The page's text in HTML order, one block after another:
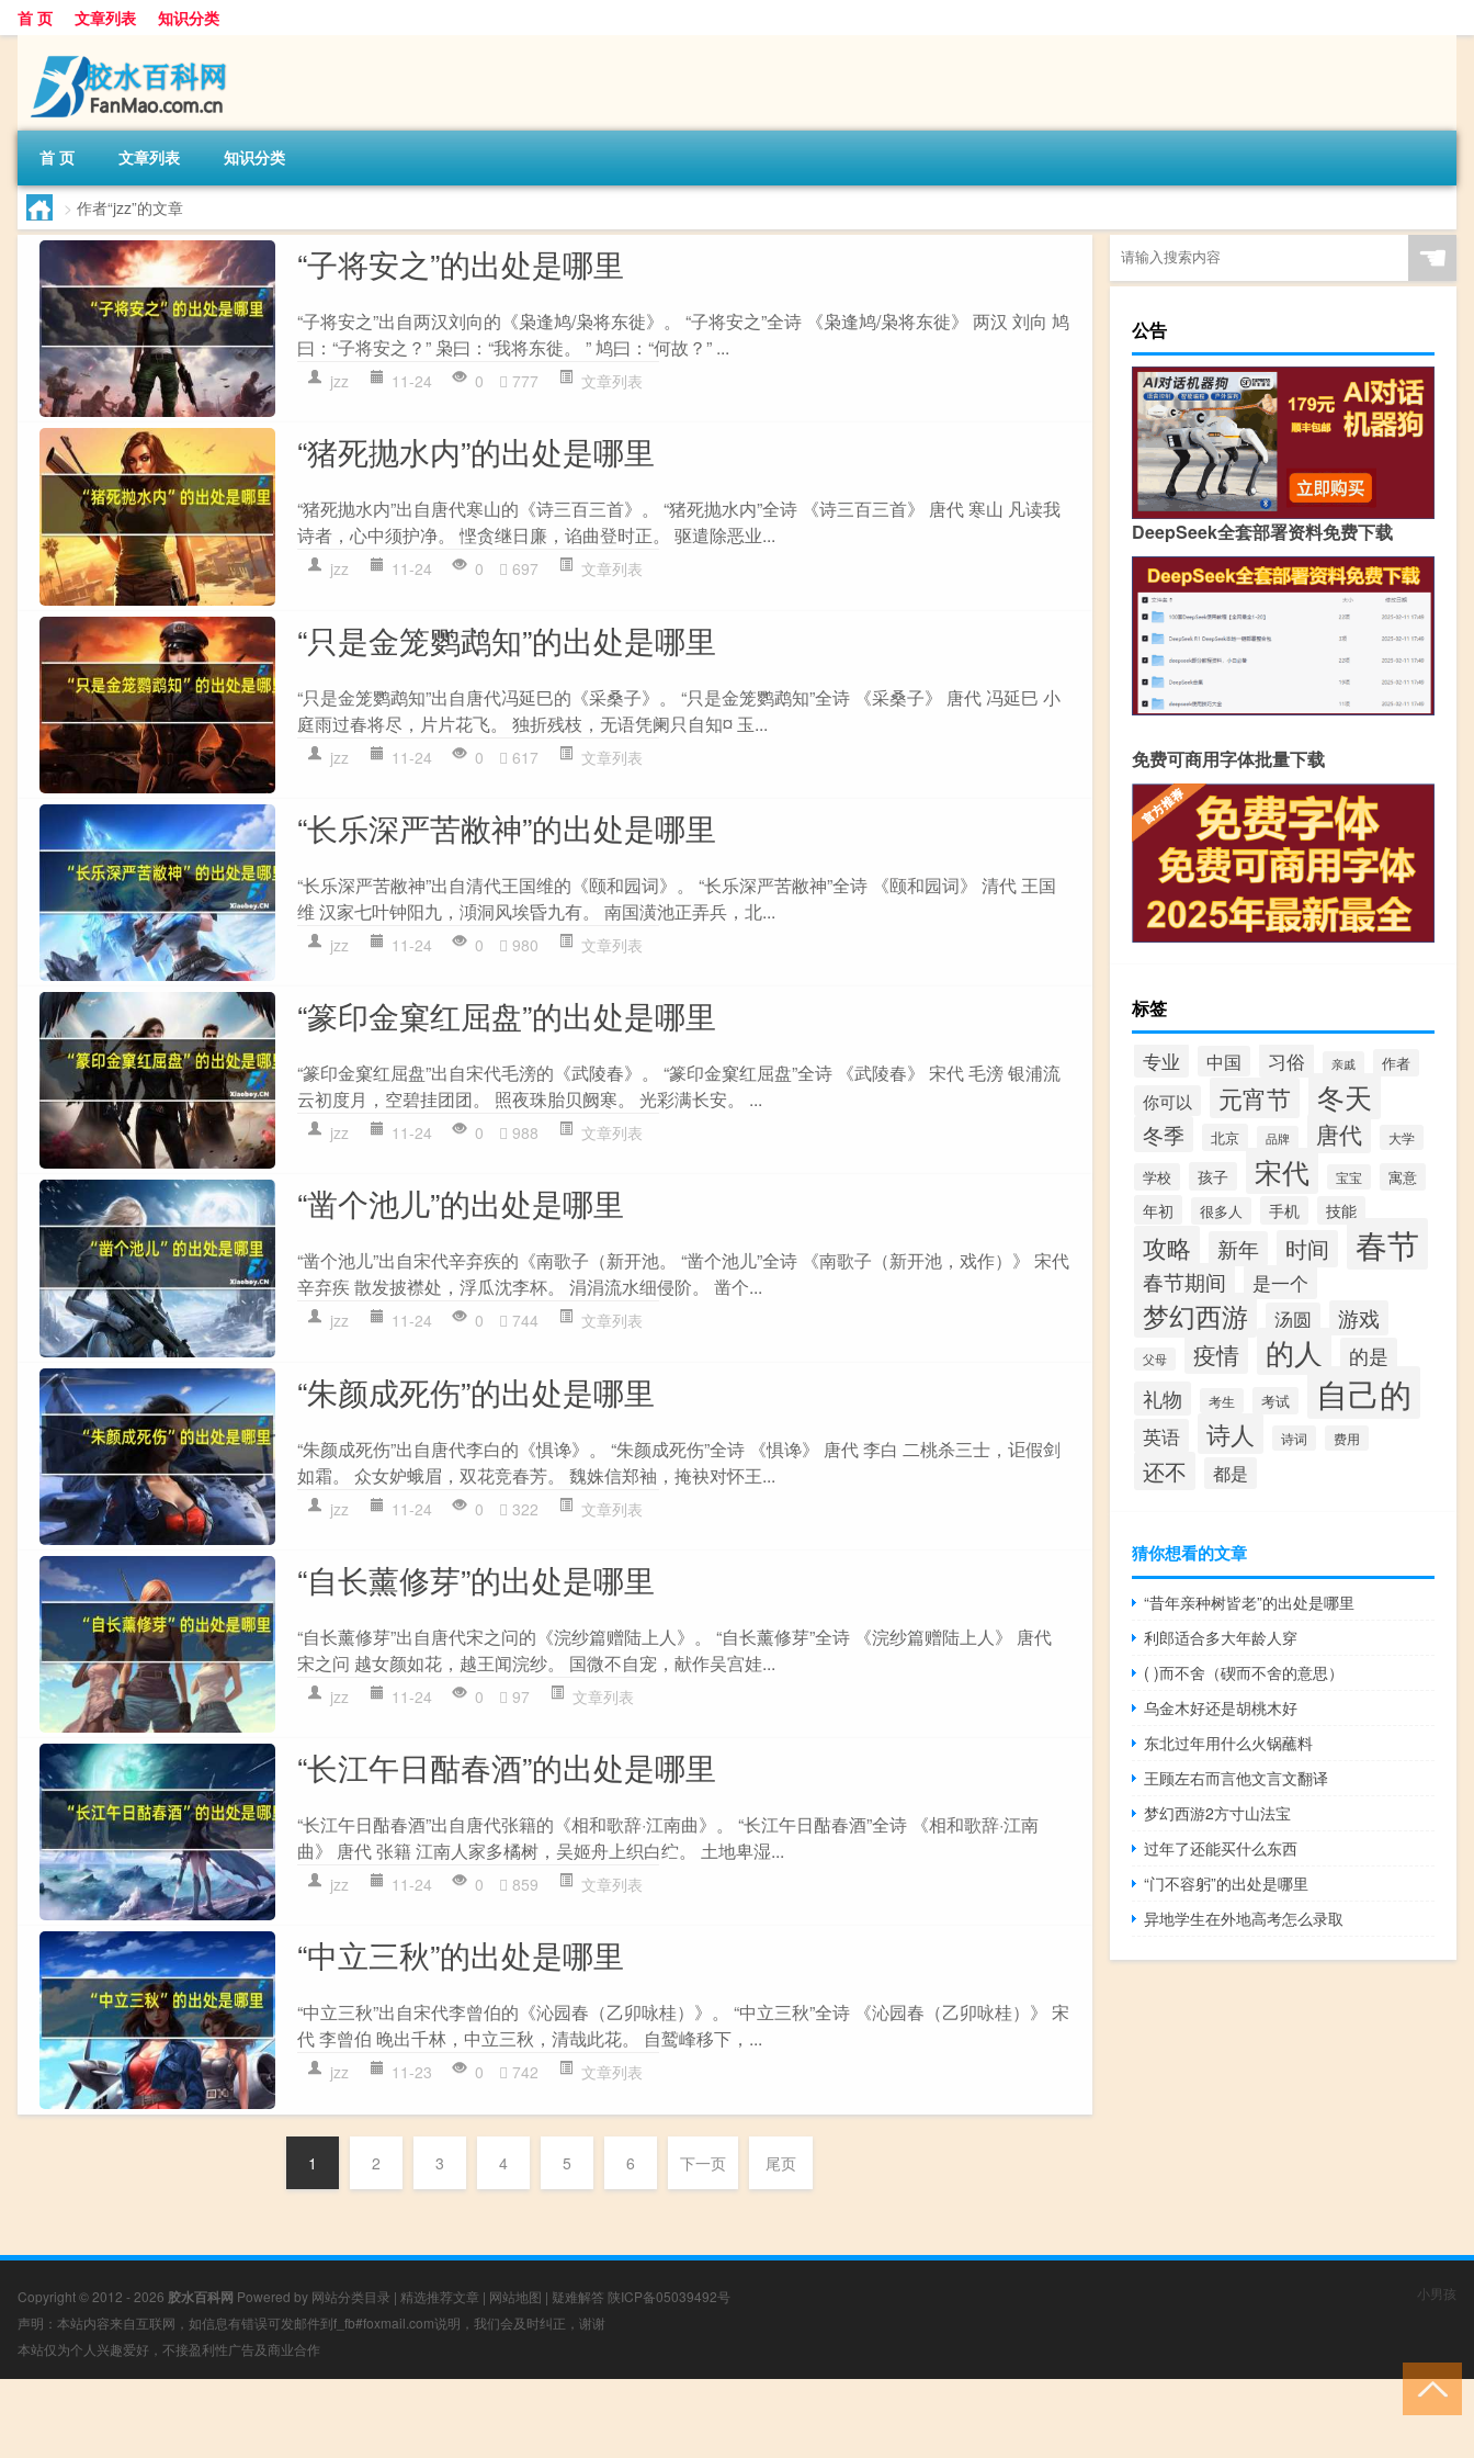
首 页 文章列表 知识分类
首 页 文章列表 知识分类
> 作者“jzz”的文章
“子将安之”的出处是哪里
“子将安之”出自两汉刘向的《枭逢鸠/枭将东徙》。 “子将安之”全诗 《枭逢鸠/枭将东徙》 两汉 刘向 鸠
曰：“子将安之？” 枭曰：“我将东徙。 ” 鸠曰：“何故？” ...
jzz 11-24 0 777 文章列表
“猪死抛水内”的出处是哪里
“猪死抛水内”出自唐代寒山的《诗三百三首》。 “猪死抛水内”全诗 《诗三百三首》 唐代 寒山 凡读我
诗者，心中须护净。 悭贪继日廉，谄曲登时正。 驱遣除恶业...
jzz 11-24 0 697 文章列表
“只是金笼鹦鹉知”的出处是哪里
“只是金笼鹦鹉知”出自唐代冯延巳的《采桑子》。 “只是金笼鹦鹉知”全诗 《采桑子》 唐代 冯延巳 小
庭雨过春将尽，片片花飞。 独折残枝，无语凭阑只自知¤ 玉...
jzz 11-24 0 617 文章列表
“长乐深严苦敝神”的出处是哪里
“长乐深严苦敝神”出自清代王国维的《颐和园词》。 “长乐深严苦敝神”全诗 《颐和园词》 清代 王国
维 汉家七叶钟阳九，澒洞风埃昏九有。 南国潢池正弄兵，北...
jzz 11-24 0 980 文章列表
“篆印金窠红屈盘”的出处是哪里
“篆印金窠红屈盘”出自宋代毛滂的《武陵春》。 “篆印金窠红屈盘”全诗 《武陵春》 宋代 毛滂 银浦流
云初度月，空碧挂团团。 照夜珠胎贝阙寒。 光彩满长安。 ...
jzz 11-24 0 988 文章列表
“凿个池儿”的出处是哪里
“凿个池儿”出自宋代辛弃疾的《南歌子（新开池。 “凿个池儿”全诗 《南歌子（新开池，戏作）》 宋代
辛弃疾 散发披襟处，浮瓜沈李杯。 涓涓流水细侵阶。 凿个...
jzz 11-24 0 744 文章列表
“朱颜成死伤”的出处是哪里
“朱颜成死伤”出自唐代李白的《惧谗》。 “朱颜成死伤”全诗 《惧谗》 唐代 李白 二桃杀三士，讵假剑
如霜。 众女妒蛾眉，双花竞春芳。 魏姝信郑袖，掩袂对怀王...
jzz 11-24 0 322 文章列表
“自长薰修芽”的出处是哪里
“自长薰修芽”出自唐代宋之问的《浣纱篇赠陆上人》。 “自长薰修芽”全诗 《浣纱篇赠陆上人》 唐代
宋之问 越女颜如花，越王闻浣纱。 国微不自宠，献作吴宫娃...
jzz 11-24 0 97 文章列表
“长江午日酤春酒”的出处是哪里
“长江午日酤春酒”出自唐代张籍的《相和歌辞·江南曲》。 “长江午日酤春酒”全诗 《相和歌辞·江南
曲》 唐代 张籍 江南人家多橘树，吴姬舟上织白纻。 土地卑湿...
jzz 11-24 0 859 文章列表
“中立三秋”的出处是哪里
“中立三秋”出自宋代李曾伯的《沁园春（乙卯咏桂）》。 “中立三秋”全诗 《沁园春（乙卯咏桂）》 宋
代 李曾伯 晚出千林，中立三秋，清哉此花。 自鹫峰移下，...
jzz 11-23 0 742 文章列表
1 2 3 4 5 6 下一页 尾页
☚
公告
DeepSeek全套部署资料免费下载
免费可商用字体批量下载
标签
专业 中国 习俗 亲戚 作者
你可以 元宵节 冬天
冬季 北京 品牌 唐代 大学
学校 孩子 宋代 宝宝 寓意
年初 很多人 手机 技能
攻略 新年 时间 春节
春节期间 是一个
梦幻西游 汤圆 游戏
父母 疫情 的人 的是
礼物 考生 考试 自己的
英语 诗人 诗词 费用
还不 都是
猜你想看的文章
“昔年亲种树皆老”的出处是哪里
利郎适合多大年龄人穿
( )而不舍（碶而不舍的意思）
乌金木好还是胡桃木好
东北过年用什么火锅蘸料
王顾左右而言他文言文翻译
梦幻西游2方寸山法宝
过年了还能买什么东西
“门不容躬”的出处是哪里
异地学生在外地高考怎么录取
Copyright © 2012 - 2026 胶水百科网 Powered by 网站分类目录 | 精选推荐文章 | 网站地图 | 疑难解答 陕ICP备05039492号
声明：本站内容来自互联网，如信息有错误可发邮件到f_fb#foxmail.com说明，我们会及时纠正，谢谢
本站仅为个人兴趣爱好，不接盈利性广告及商业合作
小男孩